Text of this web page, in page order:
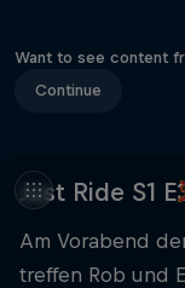
Want to see content
Continue
Just Ride S1
Am Vorabend
treffen Rob und